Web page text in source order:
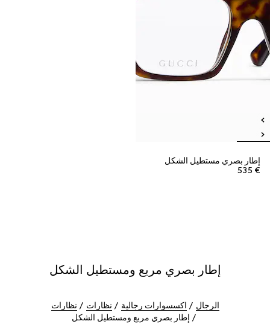
إطار بصري مستطيل الشكل
€ 535
إطار بصري مربع ومستطيل الشكل
الرجال اكسسوارات رجالية نظارات
نظارات
إطار بصري مربع ومستطيل الشكل